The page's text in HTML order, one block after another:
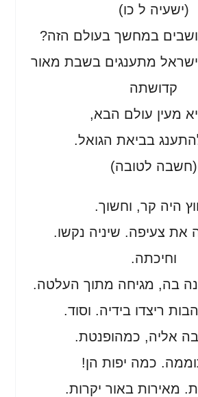
(ישעיה ל כו)
במחשך בעולם הזה?
מתענגים בשבת מאור
קדושתה
מעין עולם הבא,
בביאת הגואל.
(חשבה לטובה)
היה קר, וחשוך.
את צעיפה. שיניה נקשו.
וחיכתה.
בה, מגיחה מתוך העלטה.
ריצדו בידיה. וסוד.
אליה, כמהופנטת.
כמה יפות הן!
מאירות באור יקרות.